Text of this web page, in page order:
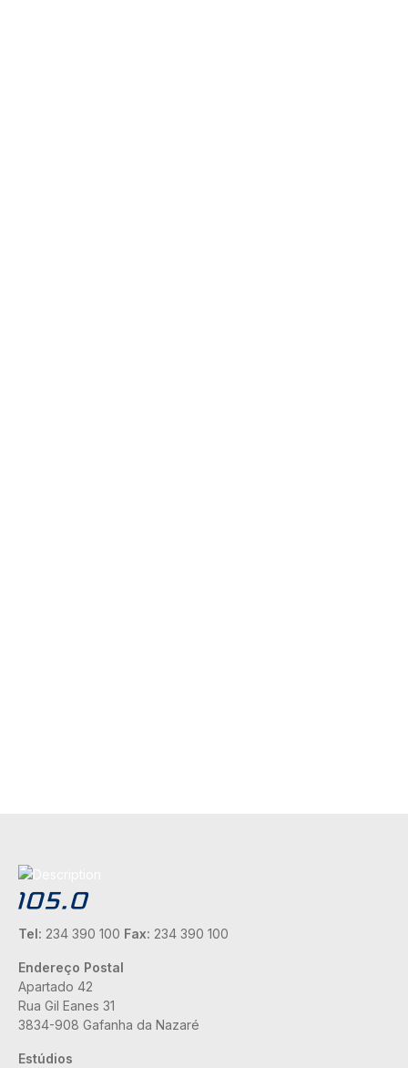
Tel: 234 390 100 Fax: 234 390 100
Endereço Postal
Apartado 42
Rua Gil Eanes 31
3834-908 Gafanha da Nazaré
Estúdios